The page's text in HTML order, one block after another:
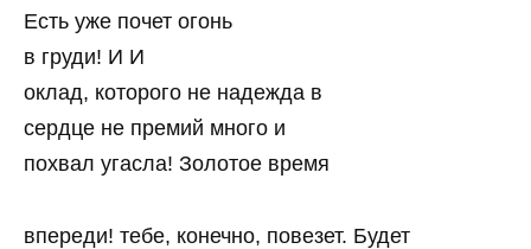
Есть уже почет огонь
в груди! И И
оклад, которого не надежда в
сердце не премий много и
похвал угасла! Золотое время
впереди! тебе, конечно, повезет. Будет